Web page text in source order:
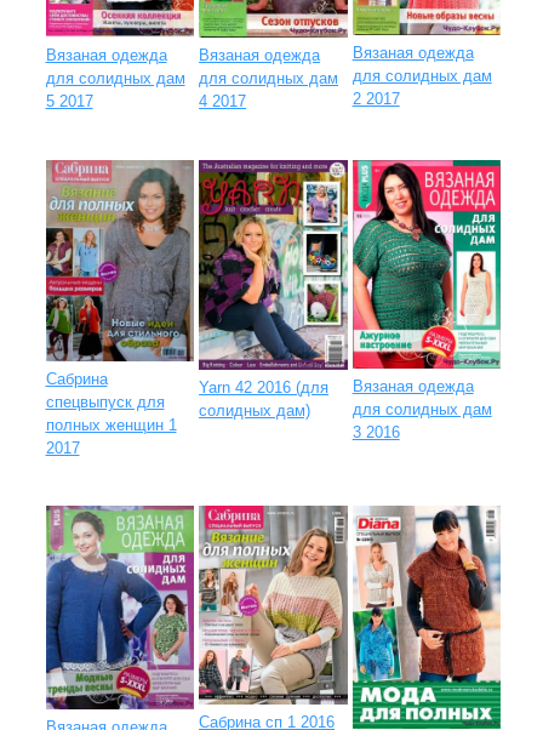
Вязаная одежда
для солидных дам
5 2017
Вязаная одежда
для солидных дам
4 2017
Вязаная одежда
для солидных дам
2 2017
Сабрина
спецвыпуск для
полных женщин 1
2017
Yarn 42 2016 (для
солидных дам)
Вязаная одежда
для солидных дам
3 2016
Сабрина сп 1 2016